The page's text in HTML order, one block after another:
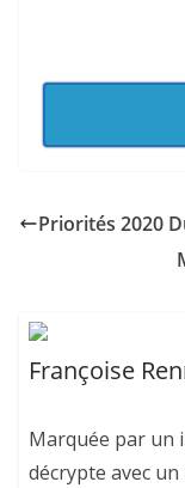
Priorités 2020
Françoise
Marquée par un
décrypte avec